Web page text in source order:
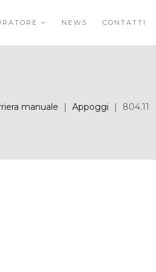
NEWS CONTATTI
manuale | Appoggi | 804.11